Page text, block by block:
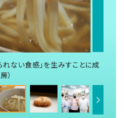
ない食感」を生みすことに成
）